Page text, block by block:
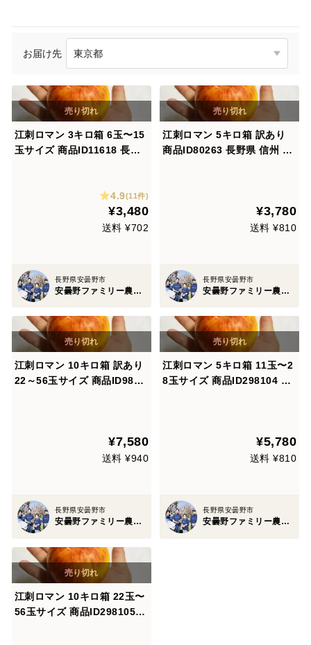
お届け先
江刺ロマン 3キロ箱 6玉〜15
玉サイズ 商品ID11618 長野
4.9(11件)
¥3,480
送料 ¥702
長野県安曇野市
安曇野ファミリー農産 果物部門4年連続1位&殿堂入り&りんごグランプリ2025最高金賞1位 信州りんご 幻のりんご
江刺ロマン 5キロ箱 訳あり
商品ID80263 長野県 信州 安
¥3,780
送料 ¥810
長野県安曇野市
安曇野ファミリー農産 果物部門4年連続1位&殿堂入り&りんごグランプリ2025最高金賞1位 信州りんご 幻のりんご
江刺ロマン 10キロ箱 訳あり
22～56玉サイズ 商品ID9822
¥7,580
送料 ¥940
長野県安曇野市
安曇野ファミリー農産 果物部門4年連続1位&殿堂入り&りんごグランプリ2025最高金賞1位 信州りんご 幻のりんご
江刺ロマン 5キロ箱 11玉〜2
8玉サイズ 商品ID298104 長
¥5,780
送料 ¥810
長野県安曇野市
安曇野ファミリー農産 果物部門4年連続1位&殿堂入り&りんごグランプリ2025最高金賞1位 信州りんご 幻のりんご
江刺ロマン 10キロ箱 22玉〜
56玉サイズ 商品ID298105